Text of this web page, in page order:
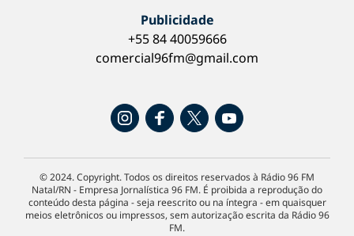
Publicidade
+55 84 40059666
comercial96fm@gmail.com
© 2024. Copyright. Todos os direitos reservados à Rádio 96 FM
Natal/RN - Empresa Jornalística 96 FM. É proibida a reprodução do
conteúdo desta página - seja reescrito ou na íntegra - em quaisquer
meios eletrônicos ou impressos, sem autorização escrita da Rádio 96
FM.